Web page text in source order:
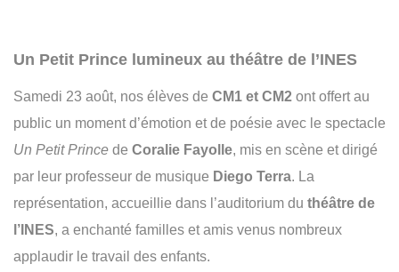
Un Petit Prince lumineux au théâtre de l’INES
Samedi 23 août, nos élèves de CM1 et CM2 ont offert au
public un moment d’émotion et de poésie avec le spectacle
Un Petit Prince de Coralie Fayolle, mis en scène et dirigé
par leur professeur de musique Diego Terra. La
représentation, accueillie dans l’auditorium du théâtre de
l’INES, a enchanté familles et amis venus nombreux
applaudir le travail des enfants.